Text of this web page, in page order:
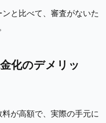
ンと比べて、審査がないた
化のデメリッ
が高額で、実際の手元に